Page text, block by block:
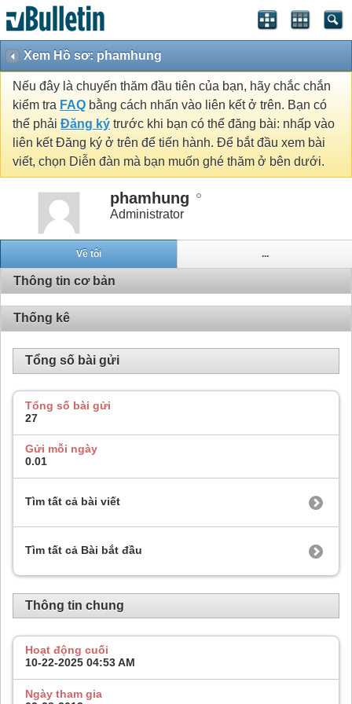
Xem Hồ sơ: phamhung
Nếu đây là chuyến thăm đầu tiên của bạn, hãy chắc chắn
kiểm tra FAQ bằng cách nhấn vào liên kết ở trên. Bạn có
thể phải Đăng ký trước khi bạn có thể đăng bài: nhấp vào
liên kết Đăng ký ở trên để tiến hành. Để bắt đầu xem bài
viết, chọn Diễn đàn mà bạn muốn ghé thăm ở bên dưới.
phamhung
Administrator
Về tôi ...
Thông tin cơ bản
Thống kê
Tổng số bài gửi
Tổng số bài gửi
27
Gửi mỗi ngày
0.01
Tìm tất cả bài viết
Tìm tất cả Bài bắt đầu
Thông tin chung
Hoạt động cuối
10-22-2025 04:53 AM
Ngày tham gia